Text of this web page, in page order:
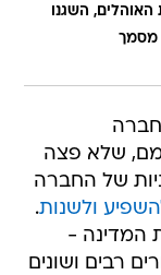
השגנו
מסמך
החברה
שלא פצה
של החברה
ולשנות.
המדינה -
רבים ושונים